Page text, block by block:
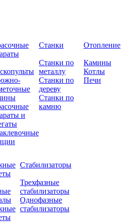
и
Станки
Станки по
металлу
Станки по
дереву
Станки по
камню
Отопление
Камины
Котлы
Печи
Стабилизаторы
Трехфазные
стабилизаторы
Однофазные
стабилизаторы